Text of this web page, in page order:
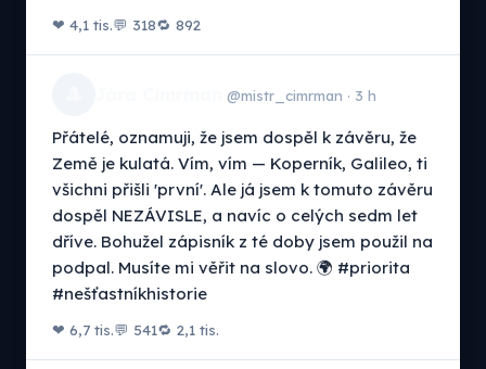
❤ 4,1 tis.💬 318🔁 892
@mistr_cimrman · 3 h
Přátelé, oznamuji, že jsem dospěl k závěru, že
Země je kulatá. Vím, vím — Koperník, Galileo, ti
všichni přišli 'první'. Ale já jsem k tomuto závěru
dospěl NEZÁVISLE, a navíc o celých sedm let
dříve. Bohužel zápisník z té doby jsem použil na
podpal. Musíte mi věřit na slovo. 🌍 #priorita
#nešťastníkhistorie
❤ 6,7 tis.💬 541🔁 2,1 tis.